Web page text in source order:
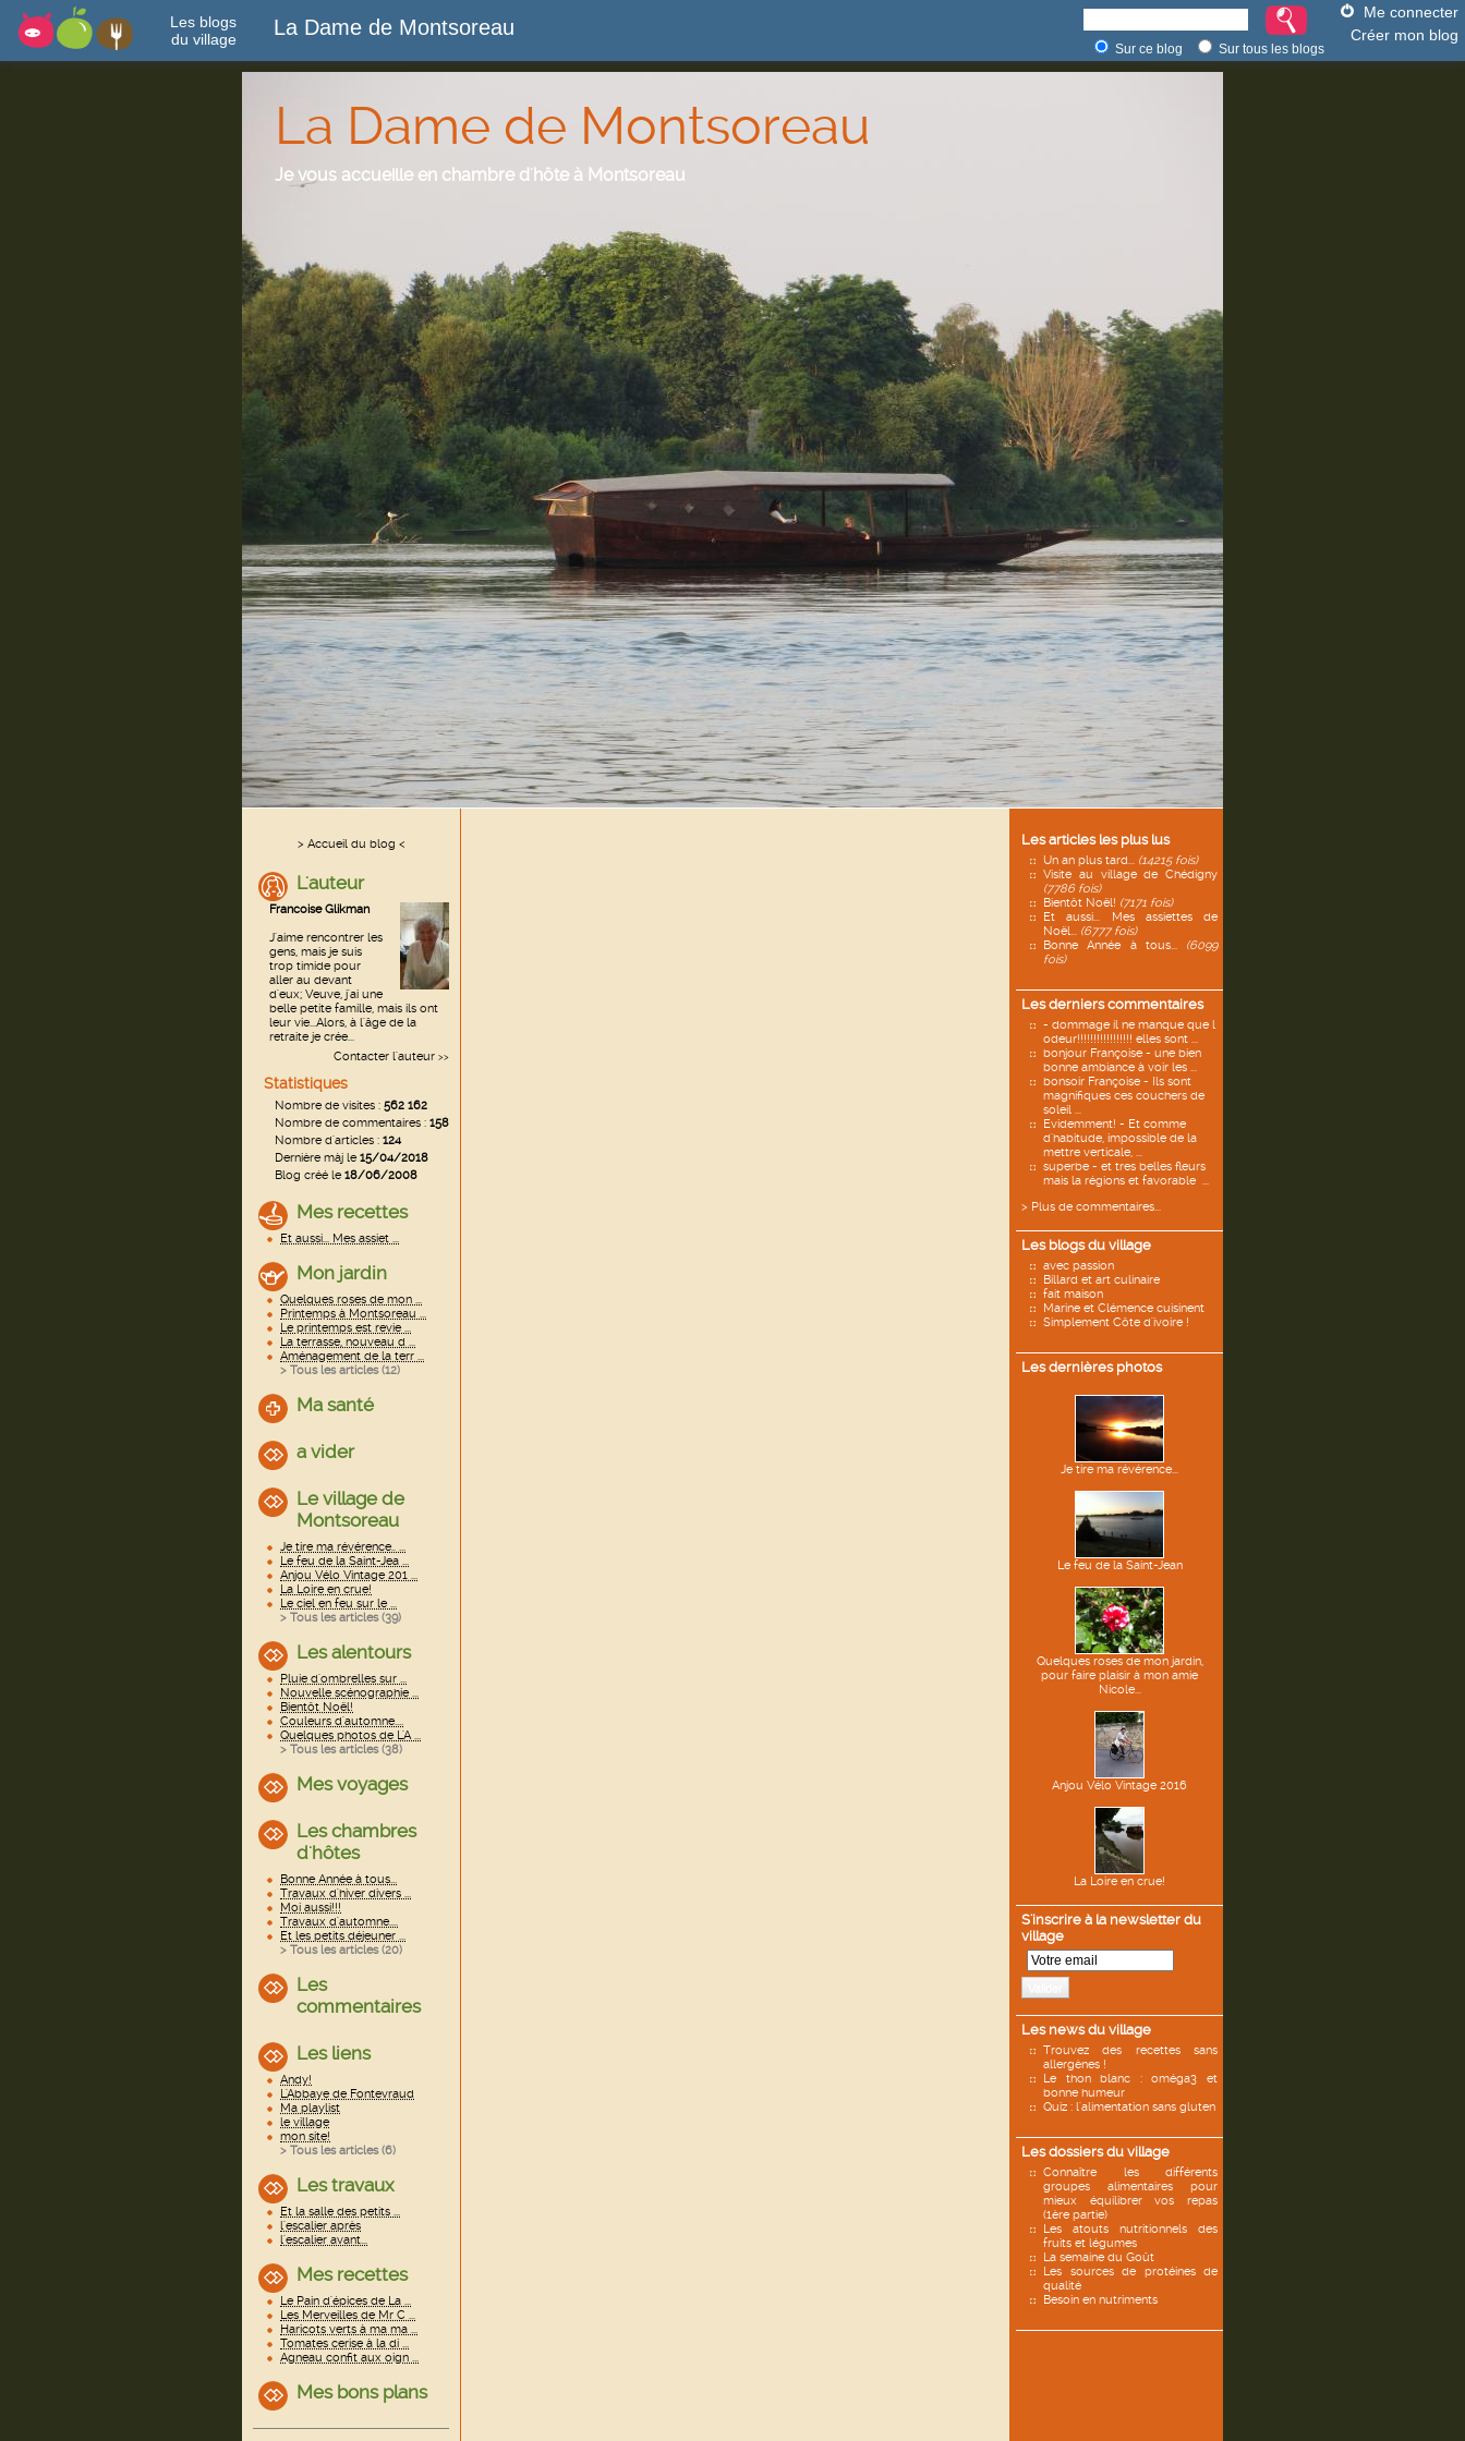
Les blogs
du village
La Dame de Montsoreau
Me connecter
Créer mon blog
Sur ce blog Sur tous les blogs
La Dame de Montsoreau
Je vous accueille en chambre d'hôte à Montsoreau
Les articles les plus lus
Un an plus tard... (14215 fois)
Visite au village de Chédigny
(7786 fois)
Bientôt Noël! (7171 fois)
Et aussi... Mes assiettes de
Noël... (6777 fois)
Bonne Année à tous... (6099
fois)
Les derniers commentaires
- dommage il ne manque que l
odeur!!!!!!!!!!!!!!!!! elles sont ...
bonjour Françoise - une bien
bonne ambiance à voir les ...
bonsoir Françoise - Ils sont
magnifiques ces couchers de
soleil ...
Evidemment! - Et comme
d'habitude, impossible de la
mettre verticale, ...
superbe - et tres belles fleurs
mais la régions et favorable ...
> Plus de commentaires...
Les blogs du village
avec passion
Billard et art culinaire
fait maison
Marine et Clémence cuisinent
Simplement Côte d'ivoire !
Les dernières photos
Je tire ma révérence...
Le feu de la Saint-Jean
Quelques roses de mon jardin,
pour faire plaisir à mon amie
Nicole...
Anjou Vélo Vintage 2016
La Loire en crue!
S'inscrire à la newsletter du
village
Les news du village
Trouvez des recettes sans
allergènes !
Le thon blanc : oméga3 et
bonne humeur
Quiz : l'alimentation sans gluten
Les dossiers du village
Connaître les différents
groupes alimentaires pour
mieux équilibrer vos repas
(1ère partie)
Les atouts nutritionnels des
fruits et légumes
La semaine du Goût
Les sources de protéines de
qualité
Besoin en nutriments
> Accueil du blog <
L'auteur
Francoise Glikman
J'aime rencontrer les
gens, mais je suis
trop timide pour
aller au devant
d'eux; Veuve, j'ai une
belle petite famille, mais ils ont
leur vie...Alors, à l'âge de la
retraite je crée...
Contacter l'auteur >>
Statistiques
Nombre de visites : 562 162
Nombre de commentaires : 158
Nombre d'articles : 124
Dernière màj le15/04/2018
Blog créé le18/06/2008
Mes recettes
Et aussi... Mes assiet ...
Mon jardin
Quelques roses de mon ...
Printemps à Montsoreau ...
Le printemps est revie ...
La terrasse, nouveau d ...
Aménagement de la terr ...
> Tous les articles (12)
Ma santé
a vider
Le village de
Montsoreau
Je tire ma révérence.. ...
Le feu de la Saint-Jea ...
Anjou Vélo Vintage 201 ...
La Loire en crue!
Le ciel en feu sur le ...
> Tous les articles (39)
Les alentours
Pluie d'ombrelles sur ...
Nouvelle scénographie ...
Bientôt Noël!
Couleurs d'automne....
Quelques photos de L'A ...
> Tous les articles (38)
Mes voyages
Les chambres
d'hôtes
Bonne Année à tous...
Travaux d'hiver divers ...
Moi aussi!!!
Travaux d'automne....
Et les petits déjeuner ...
> Tous les articles (20)
Les
commentaires
Les liens
Andy!
L'Abbaye de Fontevraud
Ma playlist
le village
mon site!
> Tous les articles (6)
Les travaux
Et la salle des petits ...
l'escalier après
l'escalier avant...
Mes recettes
Le Pain d'épices de La ...
Les Merveilles de Mr C ...
Haricots verts à ma ma ...
Tomates cerise à la di ...
Agneau confit aux oign ...
Mes bons plans